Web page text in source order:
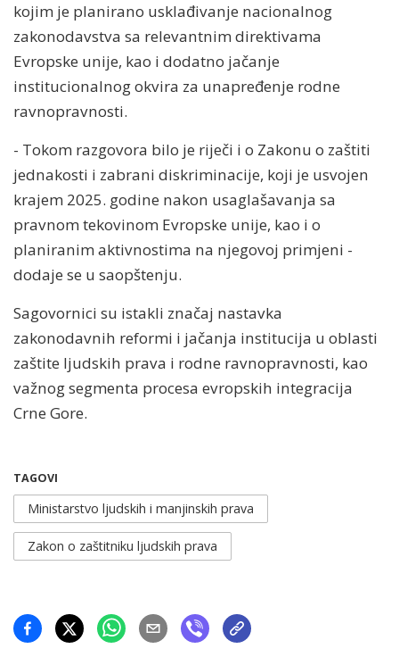
kojim je planirano usklađivanje nacionalnog
zakonodavstva sa relevantnim direktivama
Evropske unije, kao i dodatno jačanje
institucionalnog okvira za unapređenje rodne
ravnopravnosti.
- Tokom razgovora bilo je riječi i o Zakonu o zaštiti
jednakosti i zabrani diskriminacije, koji je usvojen
krajem 2025. godine nakon usaglašavanja sa
pravnom tekovinom Evropske unije, kao i o
planiranim aktivnostima na njegovoj primjeni -
dodaje se u saopštenju.
Sagovornici su istakli značaj nastavka
zakonodavnih reformi i jačanja institucija u oblasti
zaštite ljudskih prava i rodne ravnopravnosti, kao
važnog segmenta procesa evropskih integracija
Crne Gore.
TAGOVI
Ministarstvo ljudskih i manjinskih prava
Zakon o zaštitniku ljudskih prava